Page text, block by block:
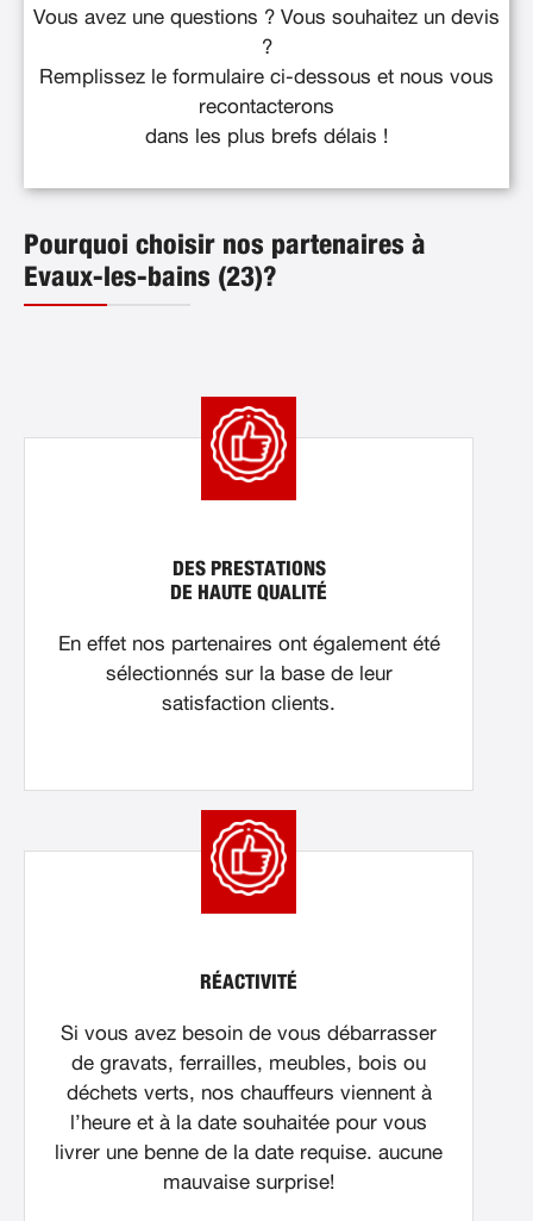
Vous avez une questions ? Vous souhaitez un devis
?
Remplissez le formulaire ci-dessous et nous vous
recontacterons
dans les plus brefs délais !
Pourquoi choisir nos partenaires à
Evaux-les-bains (23)?
DES PRESTATIONS
DE HAUTE QUALITÉ
En effet nos partenaires ont également été
sélectionnés sur la base de leur
satisfaction clients.
RÉACTIVITÉ
Si vous avez besoin de vous débarrasser
de gravats, ferrailles, meubles, bois ou
déchets verts, nos chauffeurs viennent à
l’heure et à la date souhaitée pour vous
livrer une benne de la date requise. aucune
mauvaise surprise!